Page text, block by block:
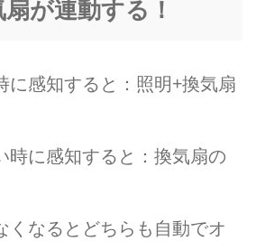
が連動する！
感知すると：照明+換気扇
に感知すると：換気扇の
るとどちらも自動でオ